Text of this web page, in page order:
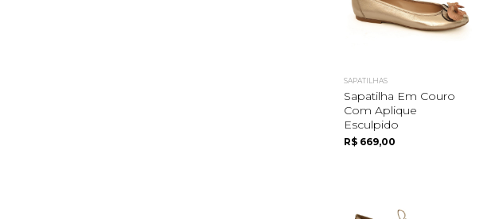
SAPATILHAS
Sapatilha Em Couro
Com Aplique
Esculpido
R$ 669,00